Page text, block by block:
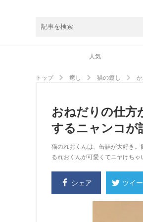
人気
トップ 癒し 猫の癒し
おねだりの仕
するニャンコが
猫のれおくんは、缶詰が大好き
るれおくんが可愛くてニヤけちゃ
シェア ツイ